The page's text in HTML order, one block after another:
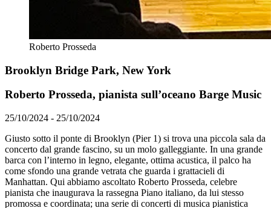
Roberto Prosseda
Brooklyn Bridge Park, New York
Roberto Prosseda, pianista sull’oceano Barge Music
25/10/2024 - 25/10/2024
Giusto sotto il ponte di Brooklyn (Pier 1) si trova una piccola sala da
concerto dal grande fascino, su un molo galleggiante. In una grande
barca con l’interno in legno, elegante, ottima acustica, il palco ha
come sfondo una grande vetrata che guarda i grattacieli di
Manhattan. Qui abbiamo ascoltato Roberto Prosseda, celebre
pianista che inaugurava la rassegna Piano italiano, da lui stesso
promossa e coordinata; una serie di concerti di musica pianistica